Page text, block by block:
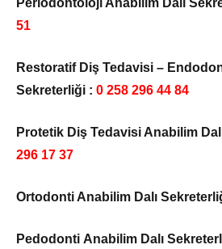
Periodontoloji Anabilim Dalı
51
Restoratif Diş Tedavisi –
Sekreterliği : 0 258 296 44 84
Protetik Diş Tedavisi Anabilim
296 17 37
Ortodonti Anabilim Dalı
Pedodonti Anabilim Dalı